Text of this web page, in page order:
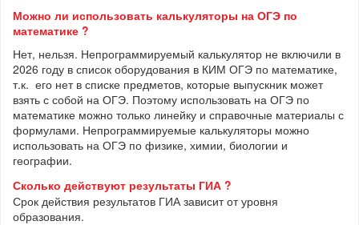
Можно ли использовать калькуляторы на ОГЭ по
математике ?
Нет, нельзя. Непрограммируемый калькулятор не включили в
2026 году в список оборудования в КИМ ОГЭ по математике,
т.к. его нет в списке предметов, которые выпускник может
взять с собой на ОГЭ. Поэтому использовать на ОГЭ по
математике можно только линейку и справочные материалы с
формулами. Непрограммируемые калькуляторы можно
использовать на ОГЭ по физике, химии, биологии и
географии.
Сколько действуют результаты ГИА ?
Срок действия результатов ГИА зависит от уровня
образования.